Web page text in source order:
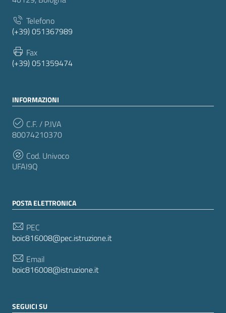
Telefono
(+39) 051367989
Fax
(+39) 051359474
INFORMAZIONI
C.F. / P.IVA
80074210370
Cod. Univoco
UFAI9Q
POSTA ELETTRONICA
PEC
boic816008@pec.istruzione.it
Email
boic816008@istruzione.it
SEGUICI SU